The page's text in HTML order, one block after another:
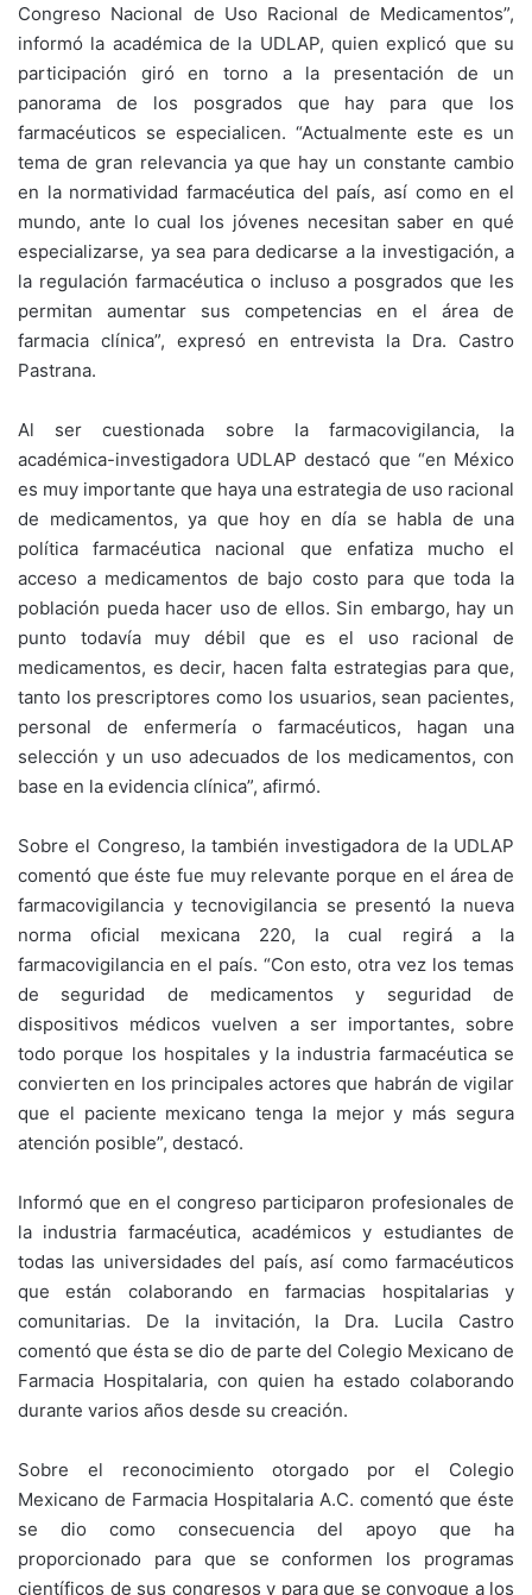
Congreso Nacional de Uso Racional de Medicamentos”,
informó la académica de la UDLAP, quien explicó que su
participación giró en torno a la presentación de un
panorama de los posgrados que hay para que los
farmacéuticos se especialicen. “Actualmente este es un
tema de gran relevancia ya que hay un constante cambio
en la normatividad farmacéutica del país, así como en el
mundo, ante lo cual los jóvenes necesitan saber en qué
especializarse, ya sea para dedicarse a la investigación, a
la regulación farmacéutica o incluso a posgrados que les
permitan aumentar sus competencias en el área de
farmacia clínica”, expresó en entrevista la Dra. Castro
Pastrana.
Al ser cuestionada sobre la farmacovigilancia, la
académica-investigadora UDLAP destacó que “en México
es muy importante que haya una estrategia de uso racional
de medicamentos, ya que hoy en día se habla de una
política farmacéutica nacional que enfatiza mucho el
acceso a medicamentos de bajo costo para que toda la
población pueda hacer uso de ellos. Sin embargo, hay un
punto todavía muy débil que es el uso racional de
medicamentos, es decir, hacen falta estrategias para que,
tanto los prescriptores como los usuarios, sean pacientes,
personal de enfermería o farmacéuticos, hagan una
selección y un uso adecuados de los medicamentos, con
base en la evidencia clínica”, afirmó.
Sobre el Congreso, la también investigadora de la UDLAP
comentó que éste fue muy relevante porque en el área de
farmacovigilancia y tecnovigilancia se presentó la nueva
norma oficial mexicana 220, la cual regirá a la
farmacovigilancia en el país. “Con esto, otra vez los temas
de seguridad de medicamentos y seguridad de
dispositivos médicos vuelven a ser importantes, sobre
todo porque los hospitales y la industria farmacéutica se
convierten en los principales actores que habrán de vigilar
que el paciente mexicano tenga la mejor y más segura
atención posible”, destacó.
Informó que en el congreso participaron profesionales de
la industria farmacéutica, académicos y estudiantes de
todas las universidades del país, así como farmacéuticos
que están colaborando en farmacias hospitalarias y
comunitarias. De la invitación, la Dra. Lucila Castro
comentó que ésta se dio de parte del Colegio Mexicano de
Farmacia Hospitalaria, con quien ha estado colaborando
durante varios años desde su creación.
Sobre el reconocimiento otorgado por el Colegio
Mexicano de Farmacia Hospitalaria A.C. comentó que éste
se dio como consecuencia del apoyo que ha
proporcionado para que se conformen los programas
científicos de sus congresos y para que se convoque a los